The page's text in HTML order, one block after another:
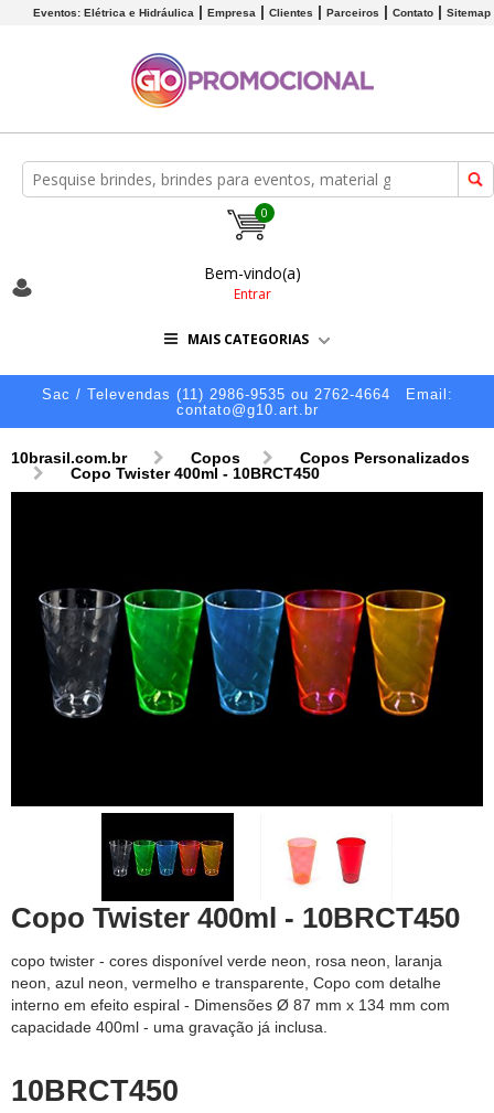
Eventos: Elétrica e Hidráulica Empresa Clientes Parceiros Contato Sitemap
0
Bem-vindo(a)
Entrar
MAIS CATEGORIAS
Sac / Televendas (11) 2986-9535 ou 2762-4664
Email:
contato@g10.art.br
10brasil.com.br Copos
Copos Personalizados
Copo Twister 400ml - 10BRCT450
Copo Twister 400ml - 10BRCT450
copo twister - cores disponível verde neon, rosa neon, laranja
neon, azul neon, vermelho e transparente, Copo com detalhe
interno em efeito espiral - Dimensões Ø 87 mm x 134 mm com
capacidade 400ml - uma gravação já inclusa.
10BRCT450